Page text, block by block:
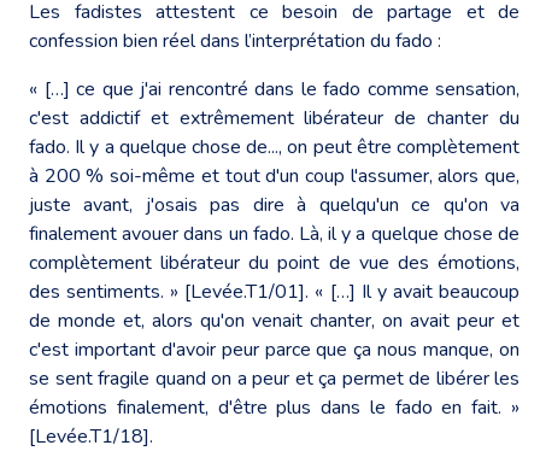
Les fadistes attestent ce besoin de partage et de
confession bien réel dans l’interprétation du fado :
« […] ce que j'ai rencontré dans le fado comme sensation,
c'est addictif et extrêmement libérateur de chanter du
fado. Il y a quelque chose de..., on peut être complètement
à 200 % soi-même et tout d'un coup l'assumer, alors que,
juste avant, j'osais pas dire à quelqu'un ce qu'on va
finalement avouer dans un fado. Là, il y a quelque chose de
complètement libérateur du point de vue des émotions,
des sentiments. » [Levée.T1/01]. « […] Il y avait beaucoup
de monde et, alors qu'on venait chanter, on avait peur et
c'est important d'avoir peur parce que ça nous manque, on
se sent fragile quand on a peur et ça permet de libérer les
émotions finalement, d'être plus dans le fado en fait. »
[Levée.T1/18].